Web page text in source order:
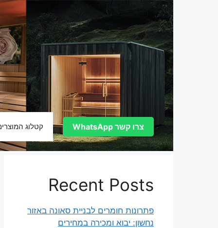
קטלוג צרו קשר WhatsApp
Recent Posts
פתרונות חומרים לבניית סאונה באזור
נחשון: יבוא ומכירה במחירים